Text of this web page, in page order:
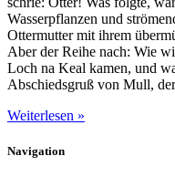
Wasserpflanzen und
Ottermutter mit ihrem
Aber der Reihe nach: Wie
Loch na Keal kamen, und
Abschiedsgruß von Mull,
Weiterlesen »
Navigation